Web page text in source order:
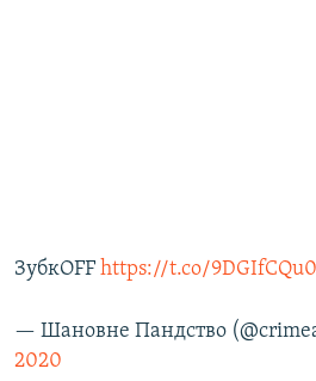
ЗубкOFF https://t.co/
— Шановне Пандство
2020